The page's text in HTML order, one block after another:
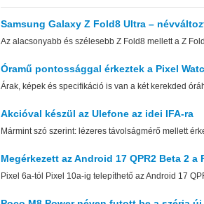
Samsung Galaxy Z Fold8 Ultra –
Az alacsonyabb és szélesebb Z Fold8 mellett a Z
Óramű pontossággal érkeztek a Pixel
Árak, képek és specifikáció is van a két kerekded
Akcióval készül az Ulefone az idei IFA-ra
Mármint szó szerint: lézeres távolságmérő mellett
Megérkezett az Android 17 QPR2 Beta 2 a
Pixel 6a-tól Pixel 10a-ig telepíthető az Android 17